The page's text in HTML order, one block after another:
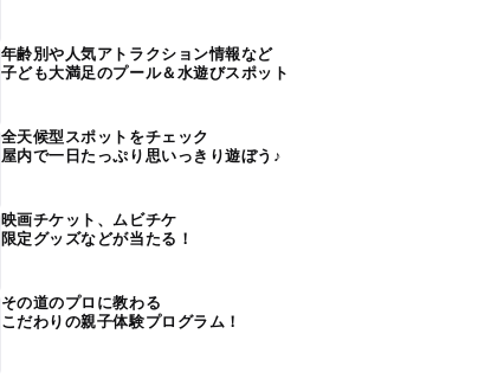
年齢別や人気アトラクション情報など
子ども大満足のプール＆水遊びスポット
全天候型スポットをチェック
屋内で一日たっぷり思いっきり遊ぼう♪
映画チケット、ムビチケ
限定グッズなどが当たる！
その道のプロに教わる
こだわりの親子体験プログラム！